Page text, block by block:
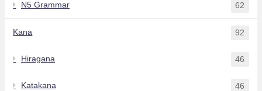
N5 Grammar 62
Kana 92
Hiragana 46
Katakana 46